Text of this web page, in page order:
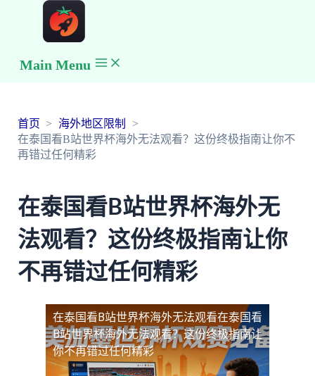
Main Menu
首页
海外地区限制
在泰国看B站世界杯海外无法观看？这份终极指南让你不
再错过任何精彩
在泰国看B站世界杯海外无
法观看？这份终极指南让你
不再错过任何精彩
在泰国看B站世界杯海外无法观看在泰国看
B站世界杯海外无法观看？这份终极指南让
你不再错过任何精彩